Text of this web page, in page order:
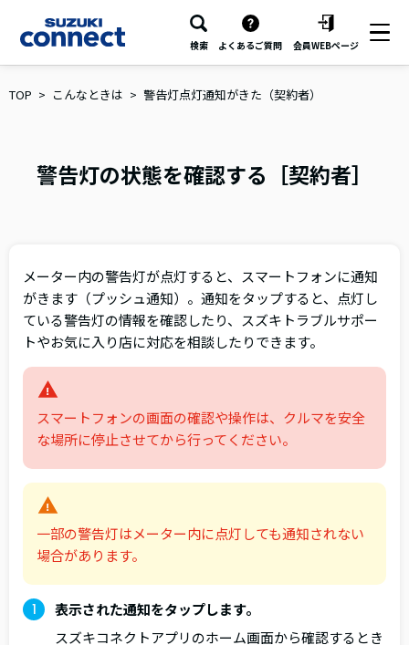
検索 よくあるご質問 会員WEBページ
TOP こんなときは 警告灯点灯通知がきた（契約者）
警告灯の状態を確認する［契約者］
メーター内の警告灯が点灯すると、スマートフォンに通知
がきます（プッシュ通知）。通知をタップすると、点灯し
ている警告灯の情報を確認したり、スズキトラブルサポー
トやお気に入り店に対応を相談したりできます。
スマートフォンの画面の確認や操作は、クルマを安全
な場所に停止させてから行ってください。
一部の警告灯はメーター内に点灯しても通知されない
場合があります。
表示された通知をタップします。
スズキコネクトアプリのホーム画面から確認するとき